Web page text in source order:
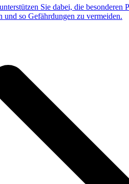
Sie dabei, die
so Gefährdungen zu vermeiden.